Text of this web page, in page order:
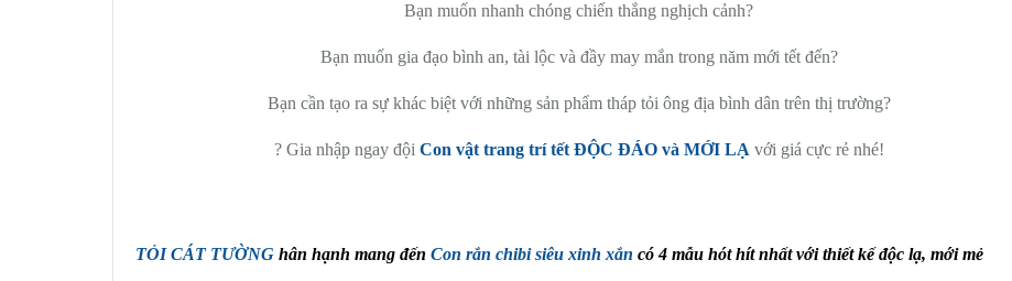
Bạn muốn nhanh chóng chiến thắng nghịch cảnh?
Bạn muốn gia đạo bình an, tài lộc và đầy may mắn trong năm mới tết đến?
Bạn cần tạo ra sự khác biệt với những sản phẩm tháp tỏi ông địa bình dân trên thị trường?
? Gia nhập ngay đội Con vật trang trí tết ĐỘC ĐÁO và MỚI LẠ với giá cực rẻ nhé!
TỎI CÁT TƯỜNG hân hạnh mang đến Con rắn chibi siêu xinh xắn có 4 mẫu hót hít nhất với thiết kế độc lạ, mới mẻ